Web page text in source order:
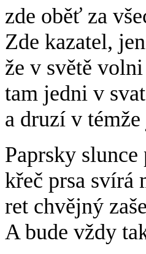
zde oběť za
Zde kazatel,
že v světě
tam jedni v
a druzí v
Paprsky
křeč prsa svírá
ret chvějný
A bude vždy